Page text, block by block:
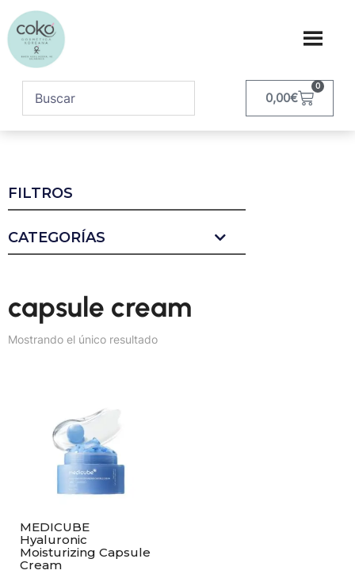
0,00€
0
FILTROS
CATEGORÍAS
capsule cream
Mostrando el único resultado
MEDICUBE
Hyaluronic
Moisturizing Capsule
Cream